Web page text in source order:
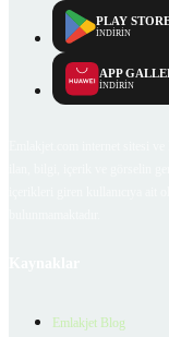
PLAY
İNDİRİN
APP
İNDİRİN
Emlakjet Blog